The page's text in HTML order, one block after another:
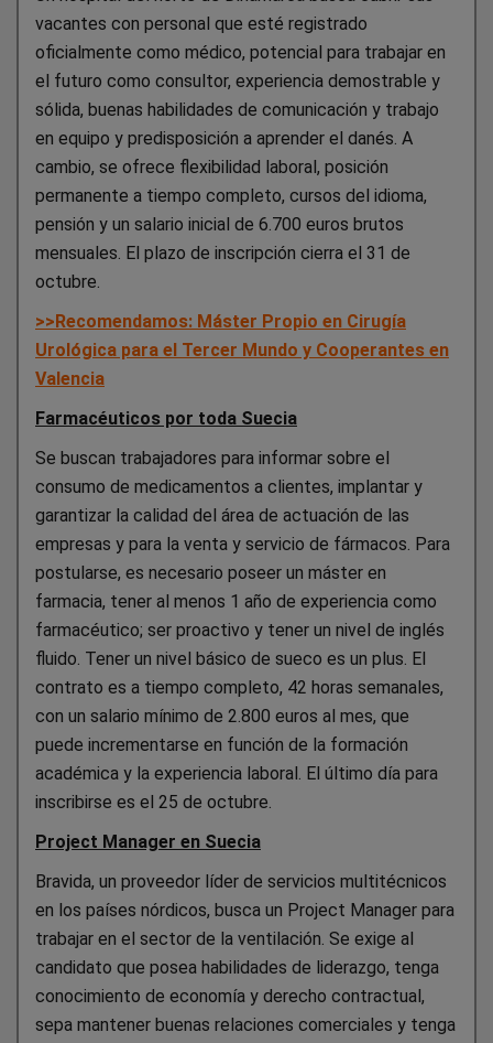
vacantes con personal que esté registrado
oficialmente como médico, potencial para trabajar en
el futuro como consultor, experiencia demostrable y
sólida, buenas habilidades de comunicación y trabajo
en equipo y predisposición a aprender el danés. A
cambio, se ofrece flexibilidad laboral, posición
permanente a tiempo completo, cursos del idioma,
pensión y un salario inicial de 6.700 euros brutos
mensuales. El plazo de inscripción cierra el 31 de
octubre.
>>Recomendamos: Máster Propio en Cirugía
Urológica para el Tercer Mundo y Cooperantes en
Valencia
Farmacéuticos por toda Suecia
Se buscan trabajadores para informar sobre el
consumo de medicamentos a clientes, implantar y
garantizar la calidad del área de actuación de las
empresas y para la venta y servicio de fármacos. Para
postularse, es necesario poseer un máster en
farmacia, tener al menos 1 año de experiencia como
farmacéutico; ser proactivo y tener un nivel de inglés
fluido. Tener un nivel básico de sueco es un plus. El
contrato es a tiempo completo, 42 horas semanales,
con un salario mínimo de 2.800 euros al mes, que
puede incrementarse en función de la formación
académica y la experiencia laboral. El último día para
inscribirse es el 25 de octubre.
Project Manager en Suecia
Bravida, un proveedor líder de servicios multitécnicos
en los países nórdicos, busca un Project Manager para
trabajar en el sector de la ventilación. Se exige al
candidato que posea habilidades de liderazgo, tenga
conocimiento de economía y derecho contractual,
sepa mantener buenas relaciones comerciales y tenga